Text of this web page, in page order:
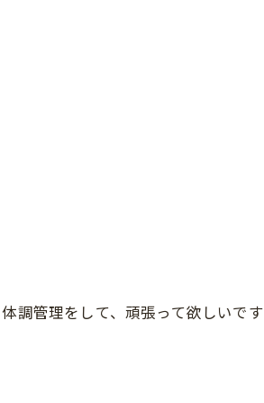
調管理をして、頑張って欲しいです